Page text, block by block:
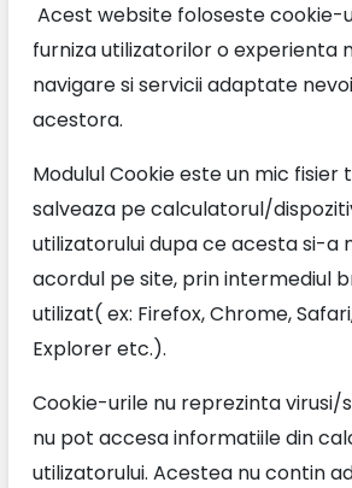
Acest website foloseste cookie-
furniza utilizatorilor o experienta
navigare si servicii adaptate
acestora.
Modulul Cookie este un mic fisier
salveaza pe calculatorul/
utilizatorului dupa ce acesta si-a
acordul pe site, prin intermediul
utilizat( ex: Firefox, Chrome,
Explorer etc.).
Cookie-urile nu reprezinta virusi/
nu pot accesa informatiile din
utilizatorului. Acestea nu contin